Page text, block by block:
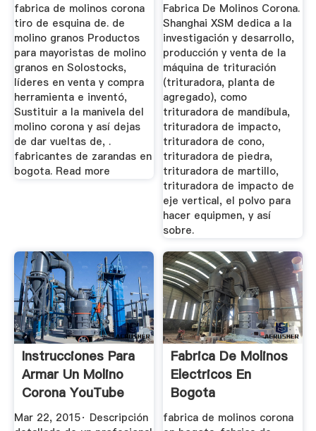
fabrica de molinos corona
tiro de esquina de. de
molino granos Productos
para mayoristas de molino
granos en Solostocks,
líderes en venta y compra
herramienta e inventó,
Sustituir a la manivela del
molino corona y así dejas
de dar vueltas de, .
fabricantes de zarandas en
bogota. Read more
Fabrica De Molinos Corona.
Shanghai XSM dedica a la
investigación y desarrollo,
producción y venta de la
máquina de trituración
(trituradora, planta de
agregado), como
trituradora de mandíbula,
trituradora de impacto,
trituradora de cono,
trituradora de piedra,
trituradora de martillo,
trituradora de impacto de
eje vertical, el polvo para
hacer equipmen, y así
sobre.
Instrucciones Para
Armar Un Molino
Corona YouTube
Mar 22, 2015· Descripción
Fabrica De Molinos
Electricos En
Bogota
fabrica de molinos corona